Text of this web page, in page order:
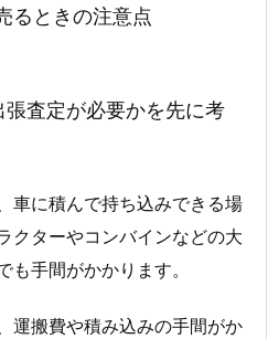
るときの注意点
査定が必要かを先に考
車に積んで持ち込みできる場
クターやコンバインなどの大
手間がかかります。
運搬費や積み込みの手間がか